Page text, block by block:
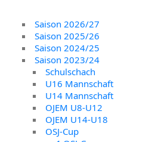
Saison 2026/27
Saison 2025/26
Saison 2024/25
Saison 2023/24
Schulschach
U16 Mannschaft
U14 Mannschaft
OJEM U8-U12
OJEM U14-U18
OSJ-Cup